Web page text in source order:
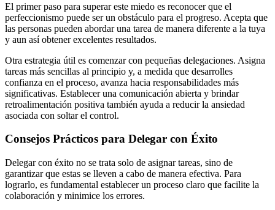
El primer paso para superar este miedo es reconocer que el
perfeccionismo puede ser un obstáculo para el progreso. Acepta que
las personas pueden abordar una tarea de manera diferente a la tuya
y aun así obtener excelentes resultados.
Otra estrategia útil es comenzar con pequeñas delegaciones. Asigna
tareas más sencillas al principio y, a medida que desarrolles
confianza en el proceso, avanza hacia responsabilidades más
significativas. Establecer una comunicación abierta y brindar
retroalimentación positiva también ayuda a reducir la ansiedad
asociada con soltar el control.
Consejos Prácticos para Delegar con Éxito
Delegar con éxito no se trata solo de asignar tareas, sino de
garantizar que estas se lleven a cabo de manera efectiva. Para
lograrlo, es fundamental establecer un proceso claro que facilite la
colaboración y minimice los errores.